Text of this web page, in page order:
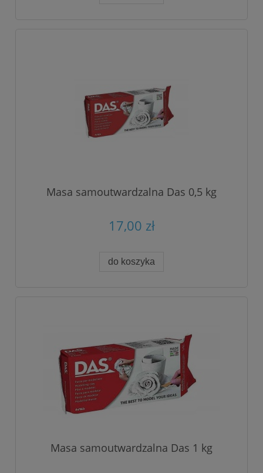
Masa samoutwardzalna Das 0,5 kg
17,00 zł
do koszyka
Masa samoutwardzalna Das 1 kg